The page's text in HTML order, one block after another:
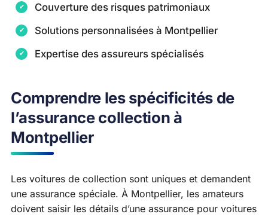
Couverture des risques patrimoniaux
Solutions personnalisées à Montpellier
Expertise des assureurs spécialisés
Comprendre les spécificités de
l’assurance collection à
Montpellier
Les voitures de collection sont uniques et demandent
une assurance spéciale. À Montpellier, les amateurs
doivent saisir les détails d’une assurance pour voitures